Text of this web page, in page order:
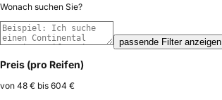
Wonach suchen Sie?
passende Filter anzeigen
Preis (pro Reifen)
von 48 € bis 604 €